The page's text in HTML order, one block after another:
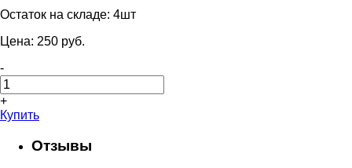
Остаток на складе: 4шт
Цена: 250 pуб.
-
+
Купить
Отзывы